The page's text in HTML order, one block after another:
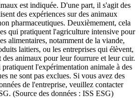
est indiquée. D'une part, il s'agit des
des expériences sur des animaux
pharmaceutiques. Deuxièmement, cela
qui pratiquent l'agriculture intensive pour
alimentaires, notamment de la viande,
laitiers, ou les entreprises qui élèvent,
des animaux pour leur fourrure et leur cuir.
pratiquent l'expérimentation animale à des
ne sont pas exclues. Si vous avez des
de l'entreprise, veuillez contacter
(Source des données : ISS ESG)